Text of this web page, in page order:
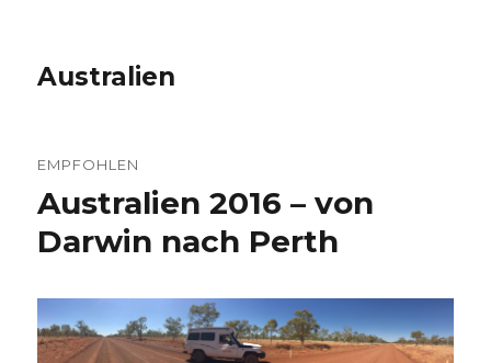
Australien
EMPFOHLEN
Australien 2016 – von
Darwin nach Perth